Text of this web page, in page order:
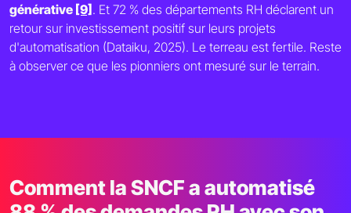
générative [9] . Et 72 % des départements RH déclarent un
retour sur investissement positif sur leurs projets
d'automatisation (Dataiku, 2025). Le terreau est fertile. Reste
à observer ce que les pionniers ont mesuré sur le terrain.
Comment la SNCF a automatisé